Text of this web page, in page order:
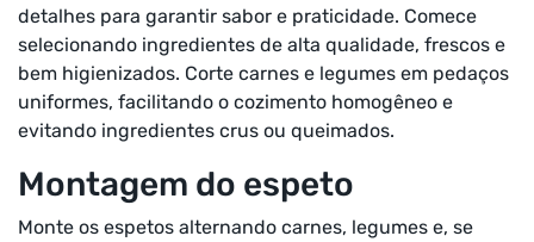
detalhes para garantir sabor e praticidade. Comece
selecionando ingredientes de alta qualidade, frescos e
bem higienizados. Corte carnes e legumes em pedaços
uniformes, facilitando o cozimento homogêneo e
evitando ingredientes crus ou queimados.
Montagem do espeto
Monte os espetos alternando carnes, legumes e, se